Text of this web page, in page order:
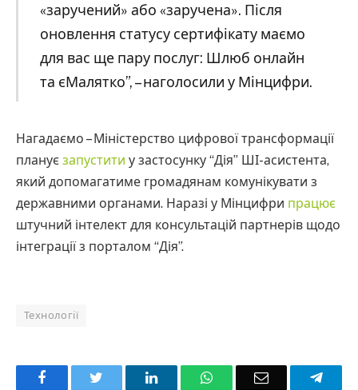
«заручений» або «заручена». Після
оновлення статусу сертифікату маємо
для вас ще пару послуг: Шлюб онлайн
та єМалятко”, – наголосили у Мінцифри.
Нагадаємо – Міністерство цифрової трансформації
планує запустити у застосунку “Дія” ШІ-асистента,
який допомагатиме громадянам комунікувати з
державними органами. Наразі у Мінцифри працює
штучний інтелект для консультацій партнерів щодо
інтеграції з порталом “Дія”.
Технології
Facebook LinkedInWhatsAppEmail